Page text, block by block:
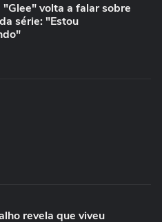
volta a falar sobre
série: "Estou
revela que viveu